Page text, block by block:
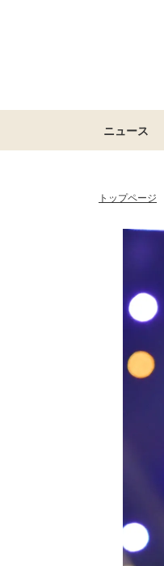
ニュース
トップページ